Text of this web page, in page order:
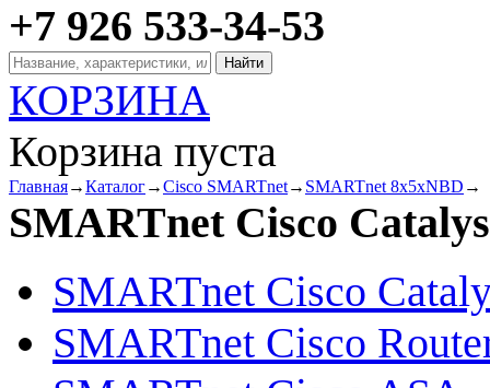
+7 926 533-34-53
КОРЗИНА
Корзина пуста
Главная→Каталог→Cisco SMARTnet→ SMARTnet 8x5xNBD →
SMARTnet Cisco
SMARTnet Cisco
SMARTnet Cisco